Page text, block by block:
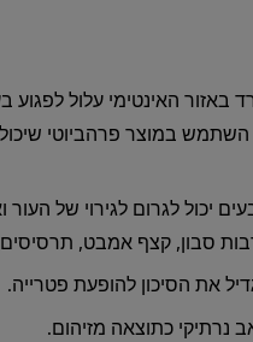
האינטימי עלול לפגוע
השתמש במוצר פרהביוטי
יכול לגרום לגירוי של
סבון, קצף אמבט,
את הסיכון להופעת פטרייה.
נרתיקי כתוצאה מזיהום.